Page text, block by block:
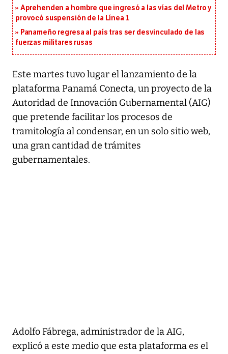
Aprehenden a hombre que ingresó a las vías del Metro y
provocó suspensión de la Línea 1
Panameño regresa al país tras ser desvinculado de las
fuerzas militares rusas
Este martes tuvo lugar el lanzamiento de la
plataforma Panamá Conecta, un proyecto de la
Autoridad de Innovación Gubernamental (AIG)
que pretende facilitar los procesos de
tramitología al condensar, en un solo sitio web,
una gran cantidad de trámites
gubernamentales.
Adolfo Fábrega, administrador de la AIG,
explicó a este medio que esta plataforma es el